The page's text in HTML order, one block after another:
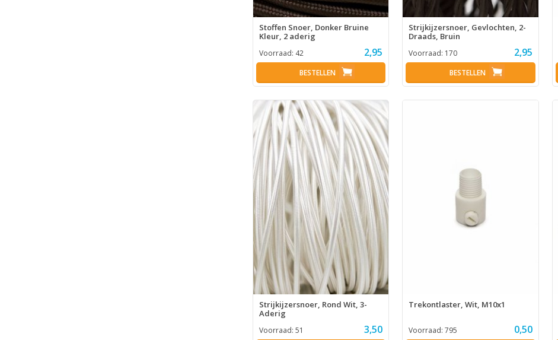
Stoffen Snoer, Donker Bruine
Kleur, 2 aderig
Voorraad: 42 2,95
BESTELLEN
Strijkijzersnoer, Gevlochten, 2-
Draads, Bruin
Voorraad: 170 2,95
BESTELLEN
Strijkijzersnoer, Rond Wit, 3-
Aderig
Voorraad: 51 3,50
Trekontlaster, Wit, M10x1
Voorraad: 795 0,50